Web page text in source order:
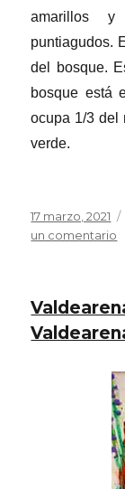
amarillos
puntiagudos.
del bosque.
bosque está
ocupa 1/3 del
verde.
Publicado
el
17 marzo, 2021
un comentario
/